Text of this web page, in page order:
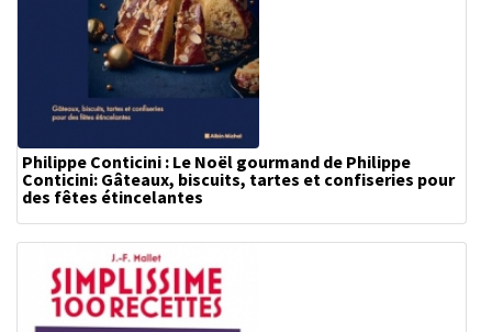
Philippe Conticini : Le Noël gourmand de Philippe
Conticini: Gâteaux, biscuits, tartes et confiseries pour
des fêtes étincelantes